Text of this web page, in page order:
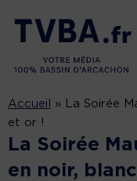
Accueil »
La Soirée
et or !
La Soirée
en noir,